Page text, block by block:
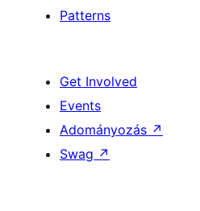
Patterns
Get Involved
Events
Adományozás ↗
Swag ↗